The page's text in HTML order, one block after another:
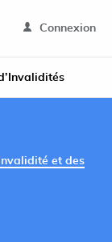
Connexion
et des